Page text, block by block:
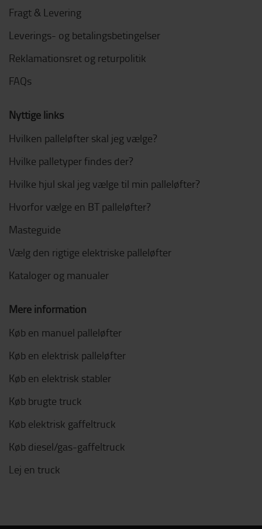
Fragt & Levering
Leverings- og betalingsbetingelser
Reklamationsret og returpolitik
FAQs
Nyttige links
Hvilken palleløfter skal jeg vælge?
Hvilke palletyper findes der?
Hvilke hjul skal jeg vælge til min palleløfter?
Hvorfor vælge en BT palleløfter?
Masteguide
Vælg den rigtige elektriske palleløfter
Kataloger og manualer
Mere information
Køb en manuel palleløfter
Køb en elektrisk palleløfter
Køb en elektrisk stabler
Køb brugte truck
Køb elektrisk gaffeltruck
Køb diesel/gas-gaffeltruck
Lej en truck